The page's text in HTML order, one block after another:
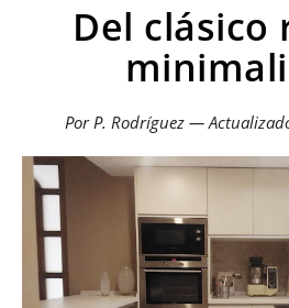
Del clásico
Por P. Rodríguez —